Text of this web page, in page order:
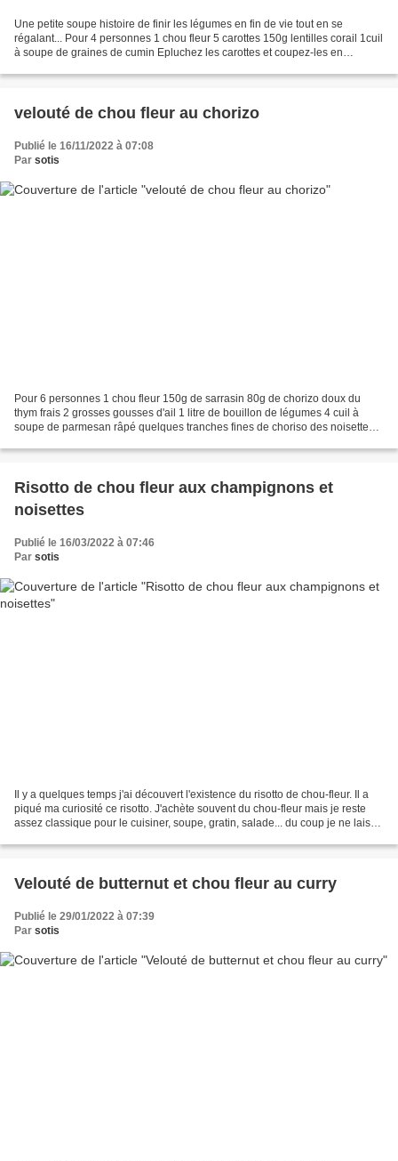
Une petite soupe histoire de finir les légumes en fin de vie tout en se
régalant... Pour 4 personnes 1 chou fleur 5 carottes 150g lentilles corail 1cuil
à soupe de graines de cumin Epluchez les carottes et coupez-les en
velouté de chou fleur au chorizo
Publié le 16/11/2022 à 07:08
Par sotis
Pour 6 personnes 1 chou fleur 150g de sarrasin 80g de chorizo doux du
thym frais 2 grosses gousses d'ail 1 litre de bouillon de légumes 4 cuil à
soupe de parmesan râpé quelques tranches fines de choriso des noisettes
Risotto de chou fleur aux champignons et
noisettes
Publié le 16/03/2022 à 07:46
Par sotis
Il y a quelques temps j'ai découvert l'existence du risotto de chou-fleur. Il a
piqué ma curiosité ce risotto. J'achète souvent du chou-fleur mais je reste
assez classique pour le cuisiner, soupe, gratin, salade... du coup je ne laisse
Velouté de butternut et chou fleur au curry
Publié le 29/01/2022 à 07:39
Par sotis